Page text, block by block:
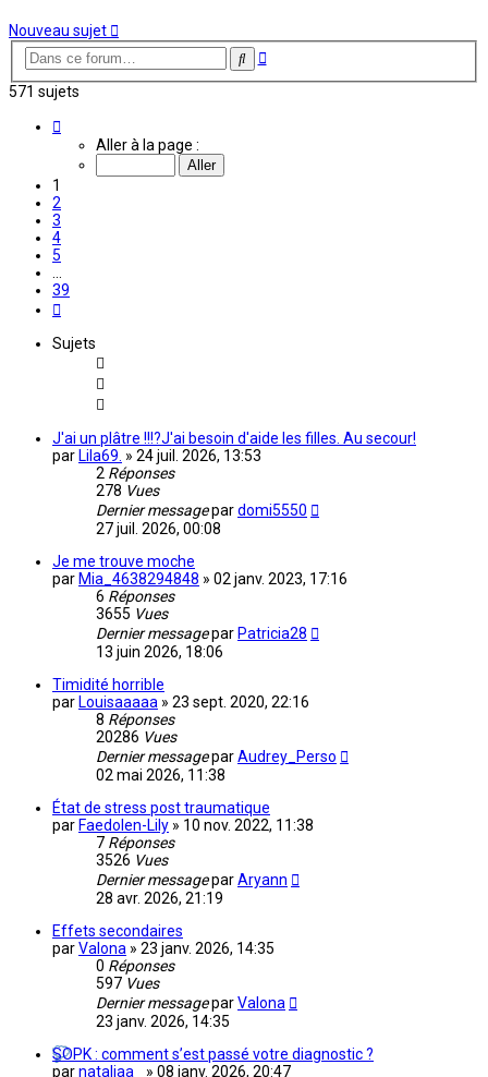
Nouveau sujet
Rechercher
Recherche
571 sujets
Aller à la page :
1
2
3
4
5
39
Sujets
J'ai un plâtre !!!?J'ai besoin d'aide les filles. Au secour!
par Lila69. » 24 juil. 2026, 13:53
2 Réponses
278 Vues
Dernier messagepardomi5550
27 juil. 2026, 00:08
Je me trouve moche
par Mia_4638294848 » 02 janv. 2023, 17:16
6 Réponses
3655 Vues
Dernier messagepar Patricia28
13 juin 2026, 18:06
Timidité horrible
par Louisaaaaa » 23 sept. 2020, 22:16
8 Réponses
20286 Vues
Dernier messageparAudrey_Perso
02 mai 2026, 11:38
État de stress post traumatique
par Faedolen-Lily » 10 nov. 2022, 11:38
7 Réponses
3526 Vues
Dernier messageparAryann
28 avr. 2026, 21:19
Effets secondaires
parValona » 23 janv. 2026, 14:35
0 Réponses
597 Vues
Dernier messageparValona
23 janv. 2026, 14:35
SOPK : comment s’est passé votre diagnostic ?
parnataliaa_ » 08 janv. 2026, 20:47